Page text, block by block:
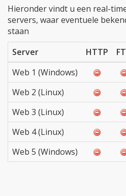
Hieronder vindt u een real-
servers, waar eventuele
staan
Server
HTTP
Web 1 (Windows)
Web 2 (Linux)
Web 3 (Linux)
Web 4 (Linux)
Web 5 (Windows)